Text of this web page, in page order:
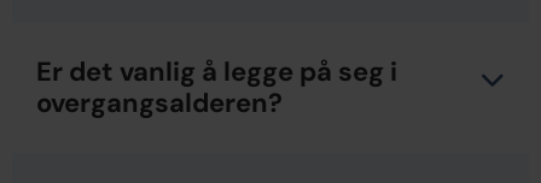
Er det vanlig å legge på seg i
overgangsalderen?